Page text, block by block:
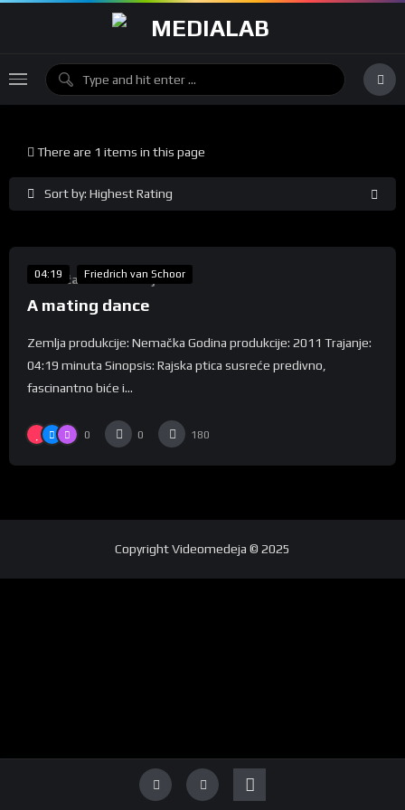
Sort by: Highest Rating
There are 1 items in this page
04:19 Friedrich van Schoor
0
Takmičarska Selekcija
A mating dance
Zemlja produkcije: Nemačka Godina produkcije: 2011 Trajanje:
04:19 minuta Sinopsis: Rajska ptica susreće predivno,
fascinantno biće i...
0 0 180
CopyrightVideomedeja © 2025